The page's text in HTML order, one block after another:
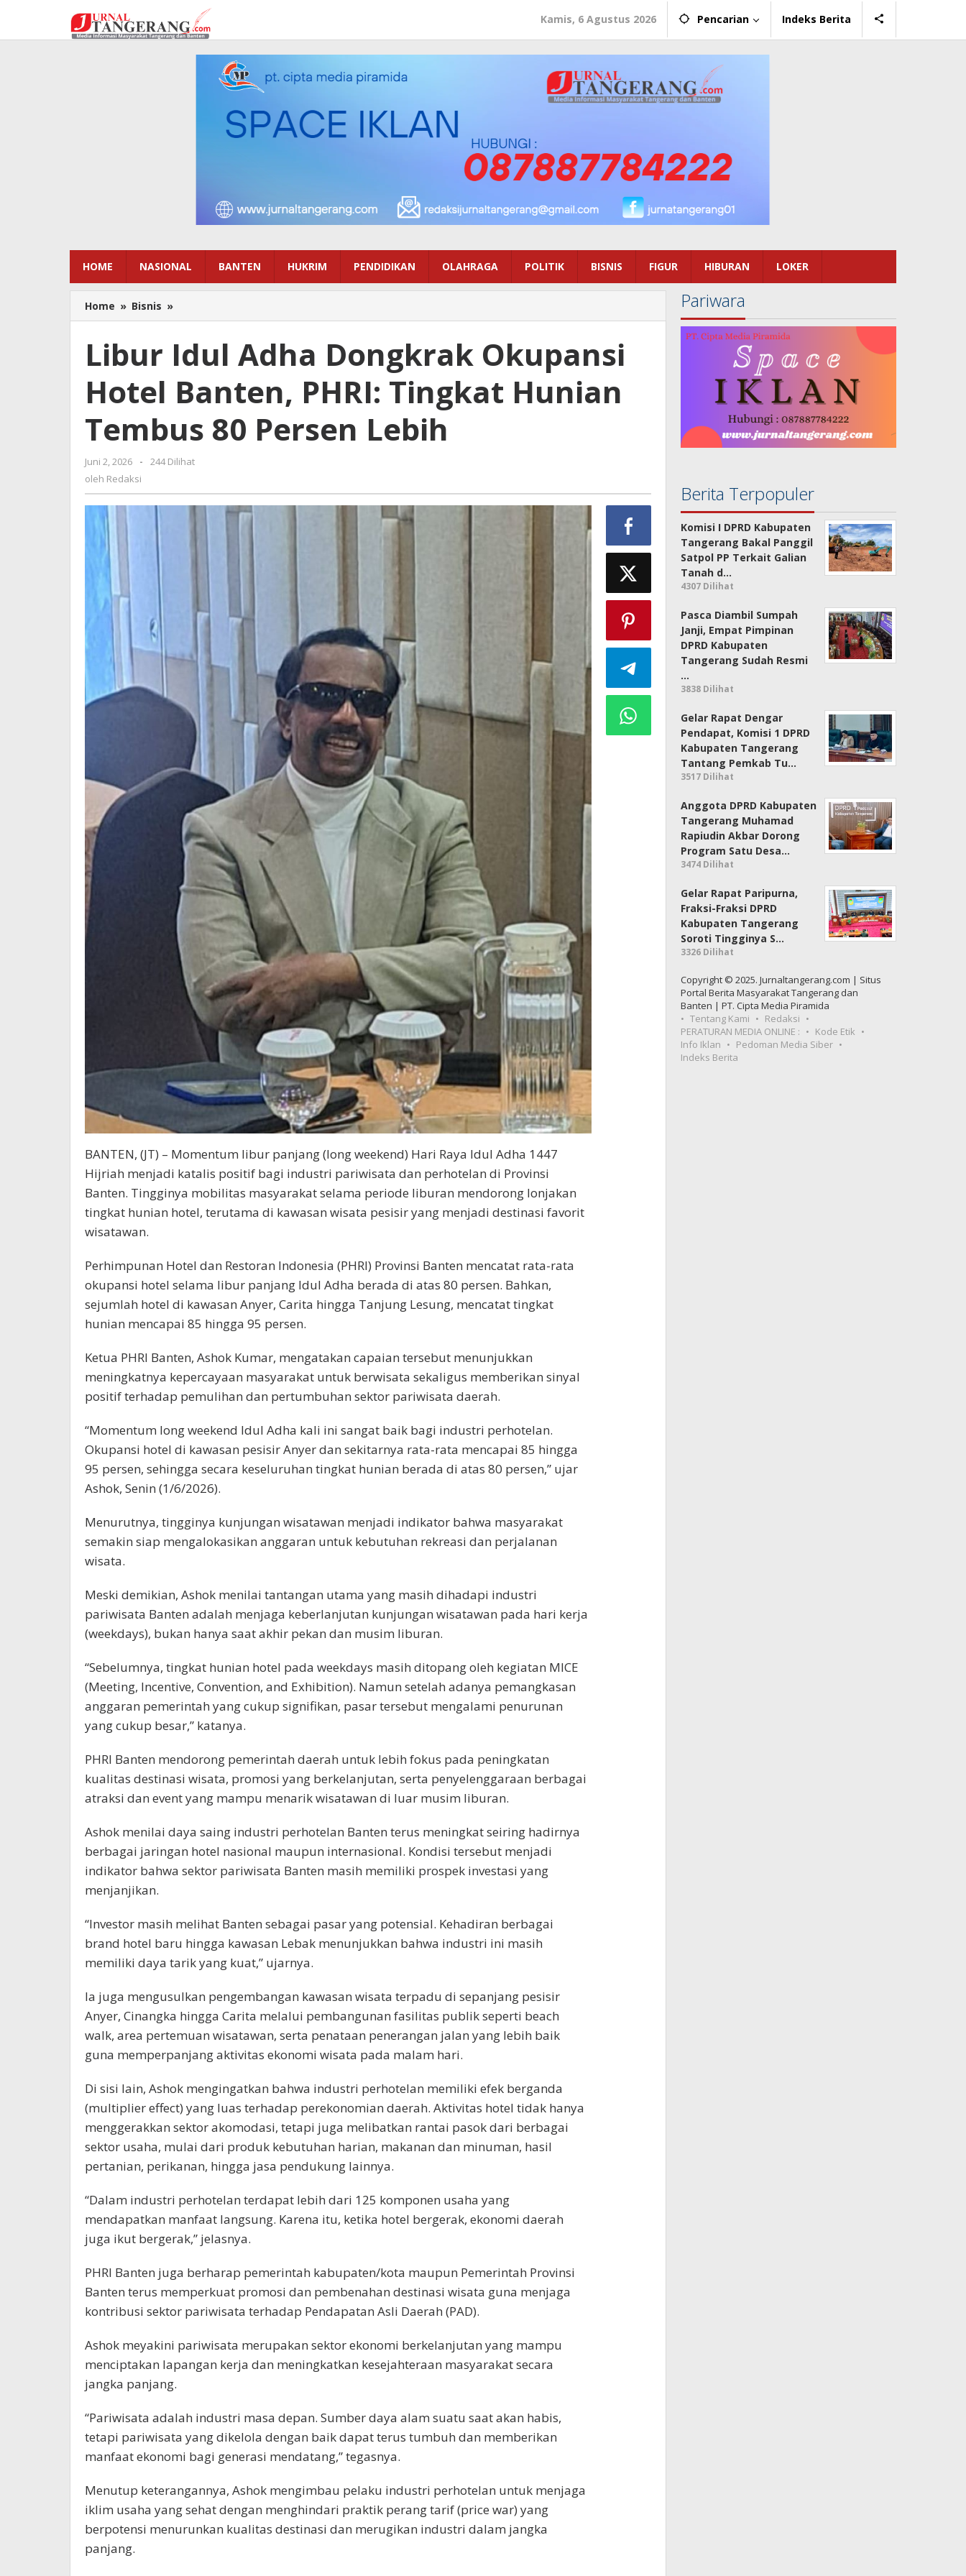
konten
Kamis, 6 Agustus 2026 Pencarian Indeks Berita
HOME NASIONAL BANTEN HUKRIM PENDIDIKAN OLAHRAGA POLITIK BISNIS FIGUR HIBURAN LOKER
Home » Bisnis »
Idul
Dongkrak
Okupansi
Hotel
Banten,
Tingkat
Hunian
Tembus
Lebih
Libur Idul Adha Dongkrak Okupansi
Hotel Banten, PHRI: Tingkat Hunian
Tembus 80 Persen Lebih
Juni 2, 2026
oleh
Redaksi
-
244 Dilihat
oleh Redaksi
BANTEN, (JT) – Momentum libur panjang (long weekend) Hari Raya Idul Adha 1447
Hijriah menjadi katalis positif bagi industri pariwisata dan perhotelan di Provinsi
Banten. Tingginya mobilitas masyarakat selama periode liburan mendorong lonjakan
tingkat hunian hotel, terutama di kawasan wisata pesisir yang menjadi destinasi favorit
wisatawan.
Perhimpunan Hotel dan Restoran Indonesia (PHRI) Provinsi Banten mencatat rata-rata
okupansi hotel selama libur panjang Idul Adha berada di atas 80 persen. Bahkan,
sejumlah hotel di kawasan Anyer, Carita hingga Tanjung Lesung, mencatat tingkat
hunian mencapai 85 hingga 95 persen.
Ketua PHRI Banten, Ashok Kumar, mengatakan capaian tersebut menunjukkan
meningkatnya kepercayaan masyarakat untuk berwisata sekaligus memberikan sinyal
positif terhadap pemulihan dan pertumbuhan sektor pariwisata daerah.
“Momentum long weekend Idul Adha kali ini sangat baik bagi industri perhotelan.
Okupansi hotel di kawasan pesisir Anyer dan sekitarnya rata-rata mencapai 85 hingga
95 persen, sehingga secara keseluruhan tingkat hunian berada di atas 80 persen,” ujar
Ashok, Senin (1/6/2026).
Menurutnya, tingginya kunjungan wisatawan menjadi indikator bahwa masyarakat
semakin siap mengalokasikan anggaran untuk kebutuhan rekreasi dan perjalanan
wisata.
Meski demikian, Ashok menilai tantangan utama yang masih dihadapi industri
pariwisata Banten adalah menjaga keberlanjutan kunjungan wisatawan pada hari kerja
(weekdays), bukan hanya saat akhir pekan dan musim liburan.
“Sebelumnya, tingkat hunian hotel pada weekdays masih ditopang oleh kegiatan MICE
(Meeting, Incentive, Convention, and Exhibition). Namun setelah adanya pemangkasan
anggaran pemerintah yang cukup signifikan, pasar tersebut mengalami penurunan
yang cukup besar,” katanya.
PHRI Banten mendorong pemerintah daerah untuk lebih fokus pada peningkatan
kualitas destinasi wisata, promosi yang berkelanjutan, serta penyelenggaraan berbagai
atraksi dan event yang mampu menarik wisatawan di luar musim liburan.
Ashok menilai daya saing industri perhotelan Banten terus meningkat seiring hadirnya
berbagai jaringan hotel nasional maupun internasional. Kondisi tersebut menjadi
indikator bahwa sektor pariwisata Banten masih memiliki prospek investasi yang
menjanjikan.
“Investor masih melihat Banten sebagai pasar yang potensial. Kehadiran berbagai
brand hotel baru hingga kawasan Lebak menunjukkan bahwa industri ini masih
memiliki daya tarik yang kuat,” ujarnya.
Ia juga mengusulkan pengembangan kawasan wisata terpadu di sepanjang pesisir
Anyer, Cinangka hingga Carita melalui pembangunan fasilitas publik seperti beach
walk, area pertemuan wisatawan, serta penataan penerangan jalan yang lebih baik
guna memperpanjang aktivitas ekonomi wisata pada malam hari.
Di sisi lain, Ashok mengingatkan bahwa industri perhotelan memiliki efek berganda
(multiplier effect) yang luas terhadap perekonomian daerah. Aktivitas hotel tidak hanya
menggerakkan sektor akomodasi, tetapi juga melibatkan rantai pasok dari berbagai
sektor usaha, mulai dari produk kebutuhan harian, makanan dan minuman, hasil
pertanian, perikanan, hingga jasa pendukung lainnya.
“Dalam industri perhotelan terdapat lebih dari 125 komponen usaha yang
mendapatkan manfaat langsung. Karena itu, ketika hotel bergerak, ekonomi daerah
juga ikut bergerak,” jelasnya.
PHRI Banten juga berharap pemerintah kabupaten/kota maupun Pemerintah Provinsi
Banten terus memperkuat promosi dan pembenahan destinasi wisata guna menjaga
kontribusi sektor pariwisata terhadap Pendapatan Asli Daerah (PAD).
Ashok meyakini pariwisata merupakan sektor ekonomi berkelanjutan yang mampu
menciptakan lapangan kerja dan meningkatkan kesejahteraan masyarakat secara
jangka panjang.
“Pariwisata adalah industri masa depan. Sumber daya alam suatu saat akan habis,
tetapi pariwisata yang dikelola dengan baik dapat terus tumbuh dan memberikan
manfaat ekonomi bagi generasi mendatang,” tegasnya.
Menutup keterangannya, Ashok mengimbau pelaku industri perhotelan untuk menjaga
iklim usaha yang sehat dengan menghindari praktik perang tarif (price war) yang
berpotensi menurunkan kualitas destinasi dan merugikan industri dalam jangka
panjang.
Pariwara
Berita Terpopuler
Komisi I DPRD Kabupaten
Tangerang Bakal Panggil
Satpol PP Terkait Galian
Tanah d…
4307 Dilihat
Pasca Diambil Sumpah
Janji, Empat Pimpinan
DPRD Kabupaten
Tangerang Sudah Resmi
…
3838 Dilihat
Gelar Rapat Dengar
Pendapat, Komisi 1 DPRD
Kabupaten Tangerang
Tantang Pemkab Tu…
3517 Dilihat
Anggota DPRD Kabupaten
Tangerang Muhamad
Rapiudin Akbar Dorong
Program Satu Desa…
3474 Dilihat
Gelar Rapat Paripurna,
Fraksi-Fraksi DPRD
Kabupaten Tangerang
Soroti Tingginya S…
3326 Dilihat
Copyright © 2025. Jurnaltangerang.com | Situs
Portal Berita Masyarakat Tangerang dan
Banten | PT. Cipta Media Piramida
Tentang Kami
Redaksi
PERATURAN MEDIA ONLINE :
Kode Etik
Info Iklan
Pedoman Media Siber
Indeks Berita